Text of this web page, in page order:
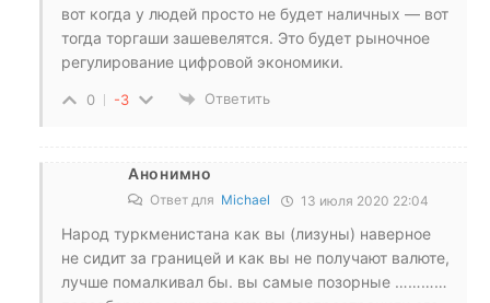
вот когда у людей просто не будет наличных — вот
тогда торгаши зашевелятся. Это будет рыночное
регулирование цифровой экономики.
0 -3 Ответить
Анонимно
Ответ для Michael 13 июля 2020 22:04
Народ туркменистана как вы (лизуны) наверное
не сидит за границей и как вы не получают валюте,
лучше помалкивал бы. вы самые позорные …………